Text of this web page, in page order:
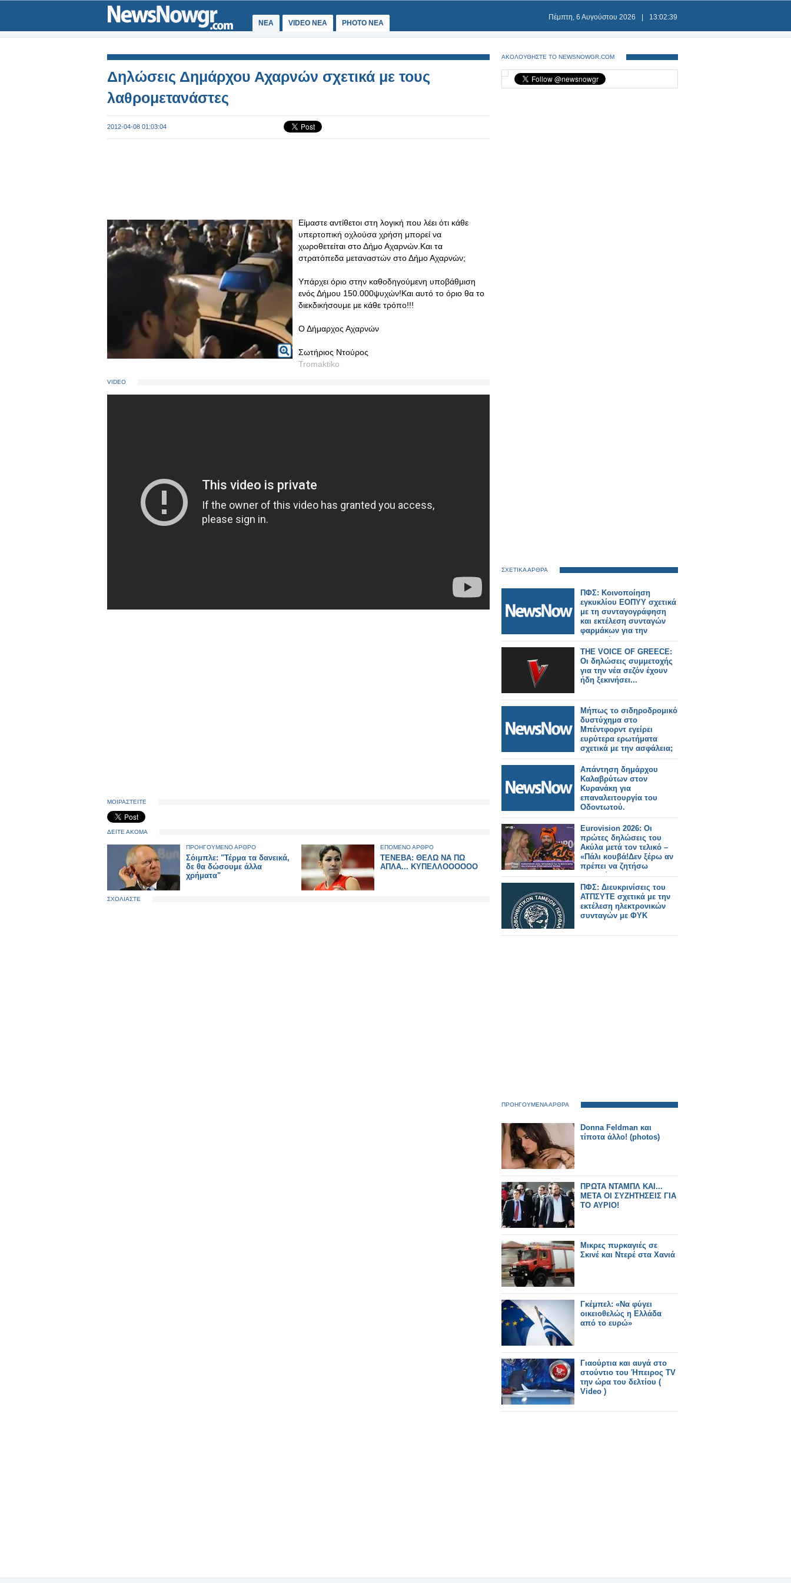
ΝΕΑ VIDEO NEA PHOTO NEA
Πέμπτη, 6 Αυγούστου 2026 13:02:39
Δηλώσεις Δημάρχου Αχαρνών σχετικά με τους
λαθρομετανάστες
2012-04-08 01:03:04
Είμαστε αντίθετοι στη λογική που λέει ότι κάθε
υπερτοπική οχλούσα χρήση μπορεί να
χωροθετείται στο Δήμο Αχαρνών.Και τα
στρατόπεδα μεταναστών στο Δήμο Αχαρνών;
Υπάρχει όριο στην καθοδηγούμενη υποβάθμιση
ενός Δήμου 150.000ψυχών!Και αυτό το όριο θα το
διεκδικήσουμε με κάθε τρόπο!!!
Ο Δήμαρχος Αχαρνών
Σωτήριος Ντούρος
Tromaktiko
VIDEO
ΜΟΙΡΑΣΤΕΙΤΕ
ΔΕΙΤΕ ΑΚΟΜΑ
ΠΡΟΗΓΟΥΜΕΝΟ ΑΡΘΡΟ
Σόιμπλε: "Τέρμα τα δανεικά,
δε θα δώσουμε άλλα
χρήματα"
ΕΠΟΜΕΝΟ ΑΡΘΡΟ
ΤΕΝΕΒΑ: ΘΕΛΩ ΝΑ ΠΩ
ΑΠΛΑ... ΚΥΠΕΛΛΟΟΟΟΟΟ
ΣΧΟΛΙΑΣΤΕ
ΑΚΟΛΟΥΘΗΣΤΕ ΤΟ NEWSNOWGR.COM
ΣΧΕΤΙΚΑ ΑΡΘΡΑ
ΠΦΣ: Κοινοποίηση
εγκυκλίου ΕΟΠΥΥ σχετικά
με τη συνταγογράφηση
και εκτέλεση συνταγών
φαρμάκων για την
εξυπηρέτηση των
διακινούμενων πολιτών
THE VOICE OF GREECE:
Οι δηλώσεις συμμετοχής
για την νέα σεζόν έχουν
ήδη ξεκινήσει...
Μήπως το σιδηροδρομικό
δυστύχημα στο
Μπέντφορντ εγείρει
ευρύτερα ερωτήματα
σχετικά με την ασφάλεια;
Απάντηση δημάρχου
Καλαβρύτων στον
Κυρανάκη για
επαναλειτουργία του
Οδοντωτού.
Eurovision 2026: Οι
πρώτες δηλώσεις του
Ακύλα μετά τον τελικό –
«Πάλι κουβά!Δεν ξέρω αν
πρέπει να ζητήσω
συγγνώμη»
ΠΦΣ: Διευκρινίσεις του
ΑΤΠΣΥΤΕ σχετικά με την
εκτέλεση ηλεκτρονικών
συνταγών με ΦΥΚ
ΠΡΟΗΓΟΥΜΕΝΑ ΑΡΘΡΑ
Donna Feldman και
τίποτα άλλο! (photos)
ΠΡΩΤΑ ΝΤΑΜΠΛ ΚΑΙ...
ΜΕΤΑ ΟΙ ΣΥΖΗΤΗΣΕΙΣ ΓΙΑ
ΤΟ ΑΥΡΙΟ!
Μικρες πυρκαγιές σε
Σκινέ και Ντερέ στα Χανιά
Γκέμπελ: «Να φύγει
οικειοθελώς η Ελλάδα
από το ευρώ»
Γιαούρτια και αυγά στο
στούντιο του Ήπειρος TV
την ώρα του δελτίου (
Video )